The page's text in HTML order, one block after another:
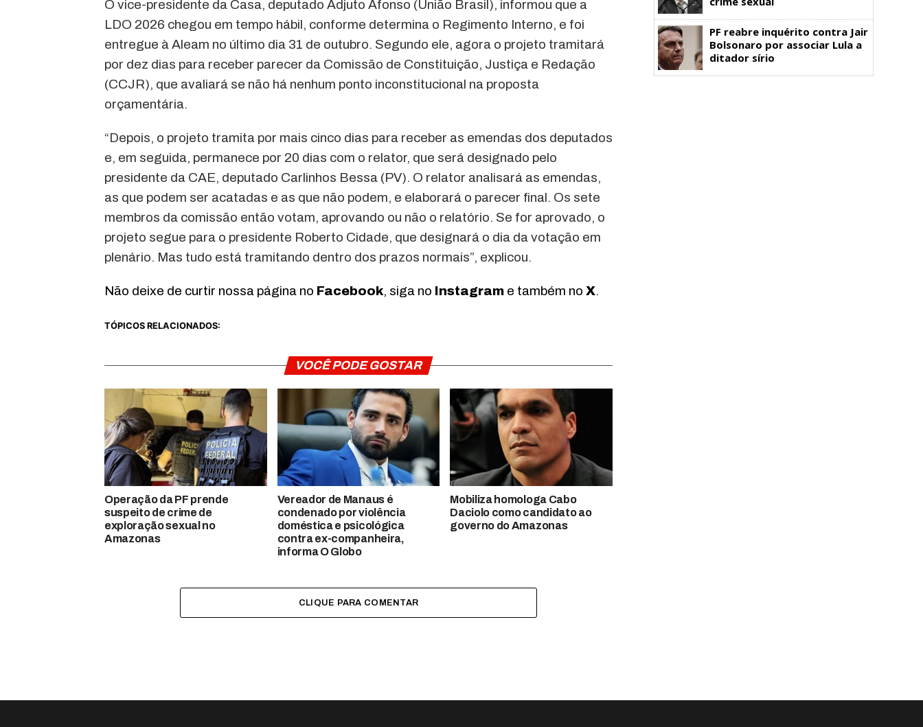
O vice-presidente da Casa, deputado Adjuto Afonso (União Brasil), informou que a
LDO 2026 chegou em tempo hábil, conforme determina o Regimento Interno, e foi
entregue à Aleam no último dia 31 de outubro. Segundo ele, agora o projeto tramitará
por dez dias para receber parecer da Comissão de Constituição, Justiça e Redação
(CCJR), que avaliará se não há nenhum ponto inconstitucional na proposta
orçamentária.
“Depois, o projeto tramita por mais cinco dias para receber as emendas dos deputados
e, em seguida, permanece por 20 dias com o relator, que será designado pelo
presidente da CAE, deputado Carlinhos Bessa (PV). O relator analisará as emendas,
as que podem ser acatadas e as que não podem, e elaborará o parecer final. Os sete
membros da comissão então votam, aprovando ou não o relatório. Se for aprovado, o
projeto segue para o presidente Roberto Cidade, que designará o dia da votação em
plenário. Mas tudo está tramitando dentro dos prazos normais”, explicou.
Não deixe de curtir nossa página no Facebook, siga no Instagram e também no X.
TÓPICOS RELACIONADOS:
VOCÊ PODE GOSTAR
Operação da PF prende
suspeito de crime de
exploração sexual no
Amazonas
Vereador de Manaus é
condenado por violência
doméstica e psicológica
contra ex-companheira,
informa O Globo
Mobiliza homologa Cabo
Daciolo como candidato ao
governo do Amazonas
CLIQUE PARA COMENTAR
PF reabre inquérito contra Jair
Bolsonaro por associar Lula a
ditador sírio